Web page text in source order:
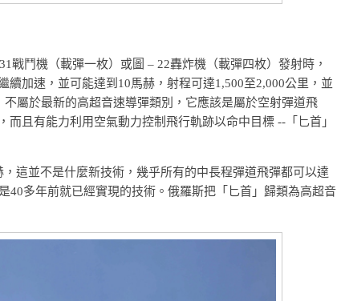
戰鬥機（載彈一枚）或圖 – 22轟炸機（載彈四枚）發射時，
續加速，並可能達到10馬赫，射程可達1,500至2,000公里，並
屬於最新的高超音速導彈類別，它應該是屬於空射彈道飛
且有能力利用空氣動力控制飛行軌跡以命中目標 --「匕首」
這並不是什麼新技術，幾乎所有的中長程彈道飛彈都可以達
40多年前就已經實現的技術。俄羅斯把「匕首」歸類為高超音